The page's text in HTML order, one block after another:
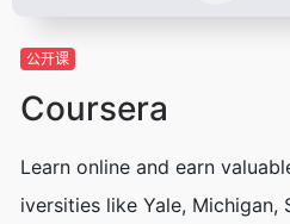
公开课
Coursera
Learn online and earn
iversities like Yale, Michigan,